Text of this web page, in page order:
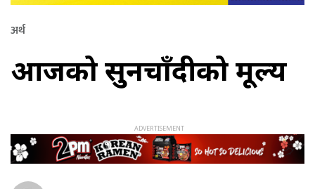
अर्थ
आजको सुनचाँदीको मूल्य